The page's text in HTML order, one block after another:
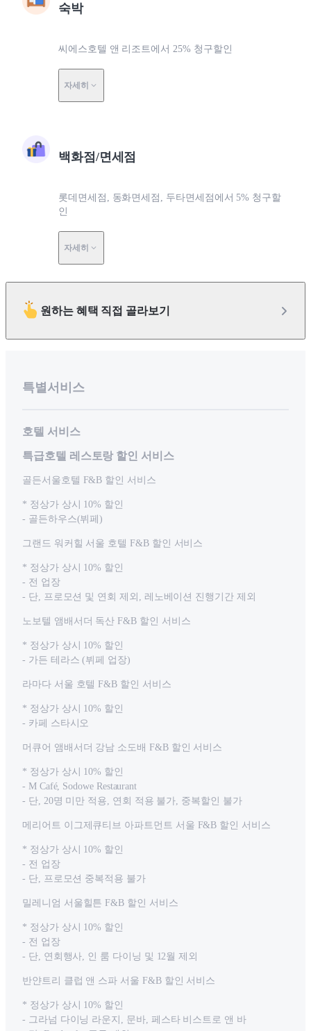
숙박
씨에스호텔 앤 리조트에서 25% 청구할인
자세히
백화점/면세점
롯데면세점, 동화면세점, 두타면세점에서 5% 청구할
인
자세히
원하는 혜택 직접 골라보기
특별서비스
호텔 서비스
특급호텔 레스토랑 할인 서비스
골든서울호텔 F&B 할인 서비스
* 정상가 상시 10% 할인
- 골든하우스(뷔페)
그랜드 워커힐 서울 호텔 F&B 할인 서비스
* 정상가 상시 10% 할인
- 전 업장
- 단, 프로모션 및 연회 제외, 레노베이션 진행기간 제외
노보텔 앰배서더 독산 F&B 할인 서비스
* 정상가 상시 10% 할인
- 가든 테라스 (뷔페 업장)
라마다 서울 호텔 F&B 할인 서비스
* 정상가 상시 10% 할인
- 카페 스타시오
머큐어 앰배서더 강남 소도배 F&B 할인 서비스
* 정상가 상시 10% 할인
- M Café, Sodowe Restaurant
- 단, 20명 미만 적용, 연회 적용 불가, 중복할인 불가
메리어트 이그제큐티브 아파트먼트 서울 F&B 할인 서비스
* 정상가 상시 10% 할인
- 전 업장
- 단, 프로모션 중복적용 불가
밀레니엄 서울힐튼 F&B 할인 서비스
* 정상가 상시 10% 할인
- 전 업장
- 단, 연회행사, 인 룸 다이닝 및 12월 제외
반얀트리 클럽 앤 스파 서울 F&B 할인 서비스
* 정상가 상시 10% 할인
- 그라넘 다이닝 라운지, 문바, 페스타 비스트로 앤 바